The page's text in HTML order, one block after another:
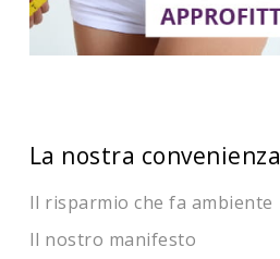
La nostra convenienza
Il risparmio che fa ambiente
Il nostro manifesto